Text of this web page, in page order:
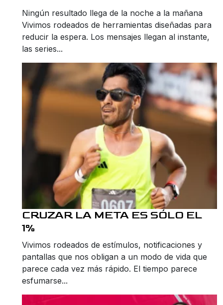
Ningún resultado llega de la noche a la mañana
Vivimos rodeados de herramientas diseñadas para
reducir la espera. Los mensajes llegan al instante,
las series...
CRUZAR LA META ES SÓLO EL
1%
Vivimos rodeados de estímulos, notificaciones y
pantallas que nos obligan a un modo de vida que
parece cada vez más rápido. El tiempo parece
esfumarse...